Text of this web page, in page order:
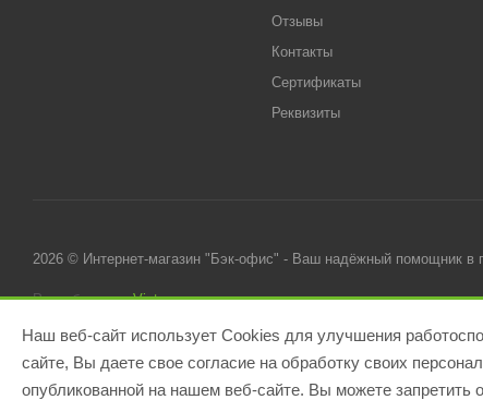
Отзывы
Контакты
Сертификаты
Реквизиты
2026 © Интернет-магазин "Бэк-офис" - Ваш надёжный помощник в
Разработано вVictory
Наш веб-сайт использует Cookies для улучшения
сайте, Вы даете свое согласие на обработку своих
опубликованной на нашем веб-сайте. Вы можете запретить